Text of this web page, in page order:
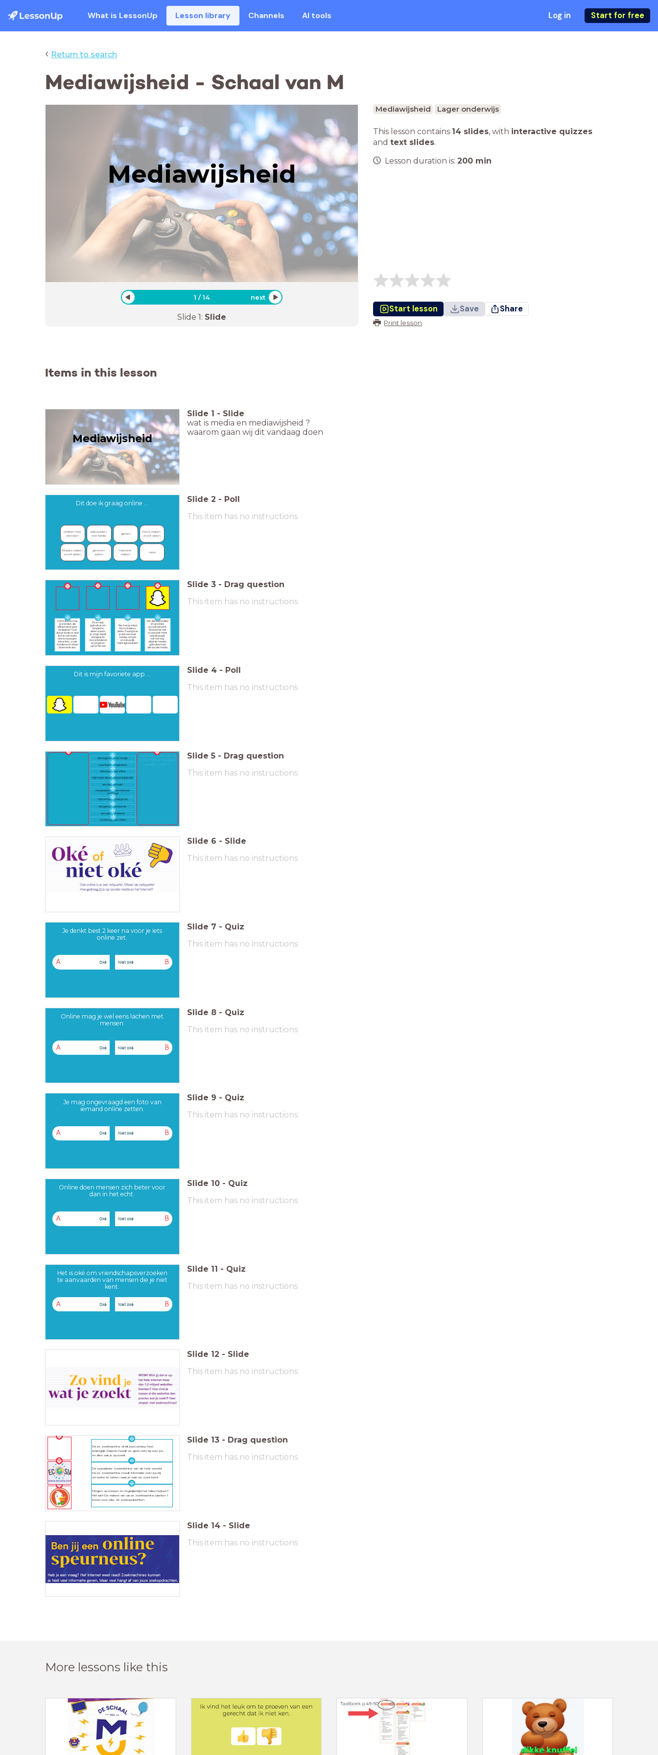
What is LessonUp Lesson library Channels AI tools Log in Start for free
‹ Return to search
Mediawijsheid - Schaal van M
Mediawijsheid
1 /14 next
Slide 1: Slide
Mediawijsheid Lager onderwijs
This lesson contains 14 slides, with interactive quizzes
and text slides.
Lesson duration is: 200 min
Start lesson Save Share
Print lesson
Items in this lesson
Mediawijsheid
Slide 1 - Slide
wat is media en mediawijsheid ?
waarom gaan wij dit vandaag doen
Dit doe ik graag online ...
chatten met
vrienden
videobellen
met familie
gamen
foto's maken
en/of delen
filmpjes maken
en/of delen
gewoon
surfen
huiswerk
maken
niets
Slide 2 - Poll
This item has no instructions
Deze app
gebruik je om
filmpjes te
delen waarin
je zingt, danst
of playbackt.
Vooral kinderen
en jongeren
zijn er fan van.
Hier kan je enkel
foto’s of video’s
delen. Daarbij kan
je dan een leuk
tekstje, emoji’s
en natuurlijk
hashtags plaatsen!
Het allerbekendste
én grootste
sociaal netwerk.
Hoewel het niet
zo populair meer
is bij de jeugd,
telt het nog
altijd de meeste
gebruikers van
alle sociale media.
Foto’s sturen naar
je vrienden, die
bliksemsnel weer
verdwijnen? Dat
doe je via deze app!
Je kan ook leuke
filters toevoegen
aan je foto, zoals
hondenoren of een
bloemenkrans.
Slide 3 - Drag question
This item has no instructions
Dit is mijn favoriete app ... Slide 4 - Poll
This item has no instructions
<span style="color: rgb(49,
51, 94)">Heb ik nog nooit
gedaan ...</span>
Iets opgezocht op Google
naar Karrewiet gekeken
iets eng gezien online
mijn naam als wachtwoord gebruikt
een vlog gemaakt
meegedaan met een internet
challenge
mijn profiel op privé gezet
iets gekocht op internet
een app geïntalleerd
reclame gezien online
Slide 5 - Drag question
This item has no instructions
Slide 6 - Slide
This item has no instructions
Je denkt best 2 keer na voor je iets
online zet.
A Oké B
Niet oké
Slide 7 - Quiz
This item has no instructions
Online mag je wel eens lachen met
mensen.
A Oké B
Niet oké
Slide 8 - Quiz
This item has no instructions
Je mag ongevraagd een foto van
iemand online zetten.
A Oké B
Niet oké
Slide 9 - Quiz
This item has no instructions
Online doen mensen zich beter voor
dan in het echt.
A Oké B
Niet oké
Slide 10 - Quiz
This item has no instructions
Het is oké om vriendschapsverzoeken
te aanvaarden van mensen die je niet
kent.
A Oké B
Niet oké
Slide 11 - Quiz
This item has no instructions
Slide 12 - Slide
This item has no instructions
De populairste zoekmachine van de hele wereld.
Deze zoekmachine houdt informatie over jou bij,
om beter te weten waar je naar op zoek bent.
Deze zoekmachine vindt jouw privacy heel
belangrijk. Daarom houdt ze geen info bij over jou
en alles wat je opzoekt.
Dingen opzoeken en tegelijkertijd het milieu helpen?
Het kan! De makers van deze zoekmachine planten 1
boom voor elke 45 zoekopdrachten.
Slide 13 - Drag question
This item has no instructions
Slide 14 - Slide
This item has no instructions
More lessons like this